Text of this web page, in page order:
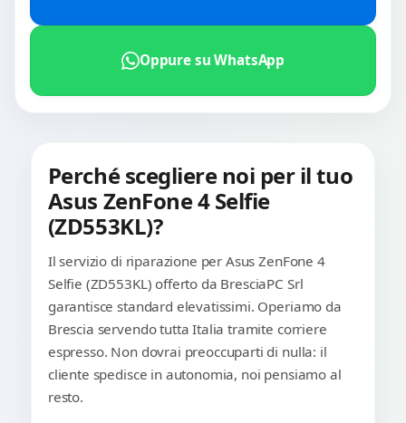
Oppure su WhatsApp
Perché scegliere noi per il tuo
Asus ZenFone 4 Selfie
(ZD553KL)?
Il servizio di riparazione per Asus ZenFone 4
Selfie (ZD553KL) offerto da BresciaPC Srl
garantisce standard elevatissimi. Operiamo da
Brescia servendo tutta Italia tramite corriere
espresso. Non dovrai preoccuparti di nulla: il
cliente spedisce in autonomia, noi pensiamo al
resto.